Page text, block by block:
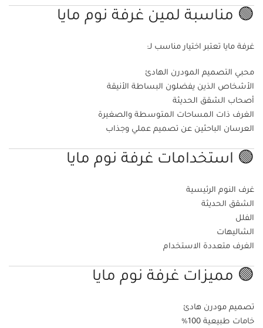
🟢 مناسبة لمين غرفة نوم مايا
غرفة مايا تعتبر اختيار مناسب لـ:
محبي التصميم المودرن الهادئ
الأشخاص الذين يفضلون البساطة الأنيقة
أصحاب الشقق الحديثة
الغرف ذات المساحات المتوسطة والصغيرة
العرسان الباحثين عن تصميم عملي وجذاب
🟢 استخدامات غرفة نوم مايا
غرف النوم الرئيسية
الشقق الحديثة
الفلل
الشاليهات
الغرف متعددة الاستخدام
🟢 مميزات غرفة نوم مايا
تصميم مودرن هادئ
خامات طبيعية 100%